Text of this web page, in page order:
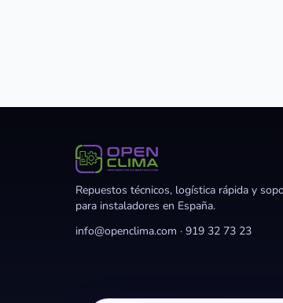
Repuestos técnicos, logística rápida y
para instaladores en España.
info@openclima.com · 919 32 73 23